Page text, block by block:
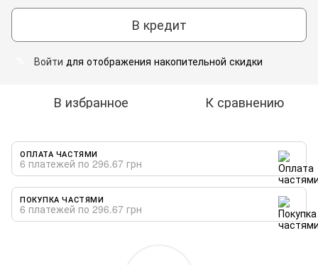
В кредит
Войти для отображения накопительной скидки
В избранное К сравнению
ОПЛАТА ЧАСТЯМИ
6 платежей по 296.67 грн
ПОКУПКА ЧАСТЯМИ
6 платежей по 296.67 грн